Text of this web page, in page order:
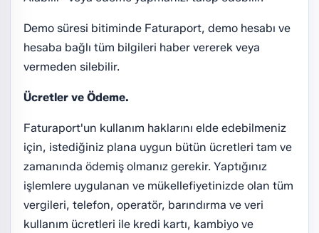
Demo süresi bitiminde Faturaport, demo hesabı ve
hesaba bağlı tüm bilgileri haber vererek veya
vermeden silebilir.
Ücretler ve Ödeme.
Faturaport'un kullanım haklarını elde edebilmeniz
için, istediğiniz plana uygun bütün ücretleri tam ve
zamanında ödemiş olmanız gerekir. Yaptığınız
işlemlere uygulanan ve mükellefiyetinizde olan tüm
vergileri, telefon, operatör, barındırma ve veri
kullanım ücretleri ile kredi kartı, kambiyo ve